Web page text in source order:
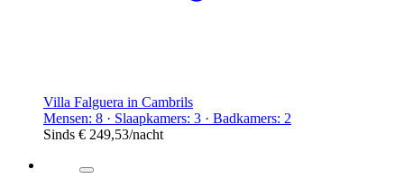
Villa Falguera in Cambrils
Mensen: 8 · Slaapkamers: 3 · Badkamers: 2
Sinds € 249,53/nacht